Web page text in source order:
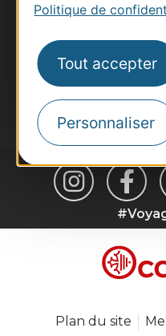
Politique de
Tout accepter
Personnaliser
Destination Sport
Inscrivez-vous à la
Destination Occitanie
suggestions de
Je m'abonne
Plan du site